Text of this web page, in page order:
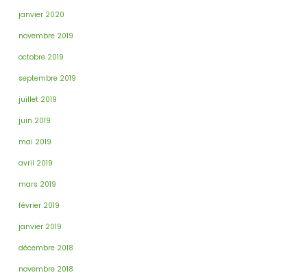
janvier 2020
novembre 2019
octobre 2019
septembre 2019
juillet 2019
juin 2019
mai 2019
avril 2019
mars 2019
février 2019
janvier 2019
décembre 2018
novembre 2018